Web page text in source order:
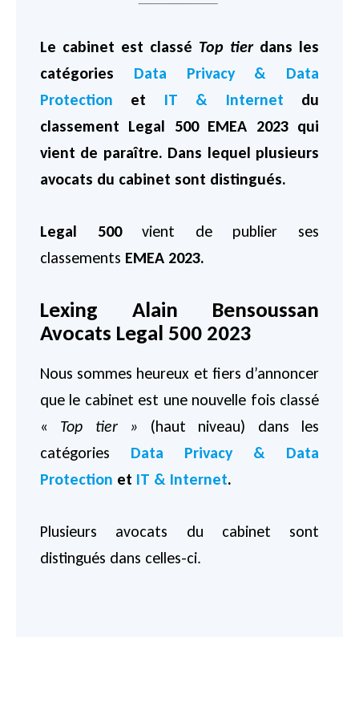
Le cabinet est classé Top tierdans les
catégories Data Privacy & Data
Protection et IT & Internet du
classement Legal 500 EMEA 2023 qui
vient de paraître. Dans lequel plusieurs
avocats du cabinet sont distingués.
Legal 500vient de publier ses
classements EMEA 2023.
Lexing Alain Bensoussan
Avocats Legal 500 2023
Nous sommes heureux et fiers d’annoncer
que le cabinet est une nouvelle fois classé
« Top tier » (haut niveau) dans les
catégories Data Privacy & Data
Protection et IT & Internet.
Plusieurs avocats du cabinet sont
distingués dans celles-ci.